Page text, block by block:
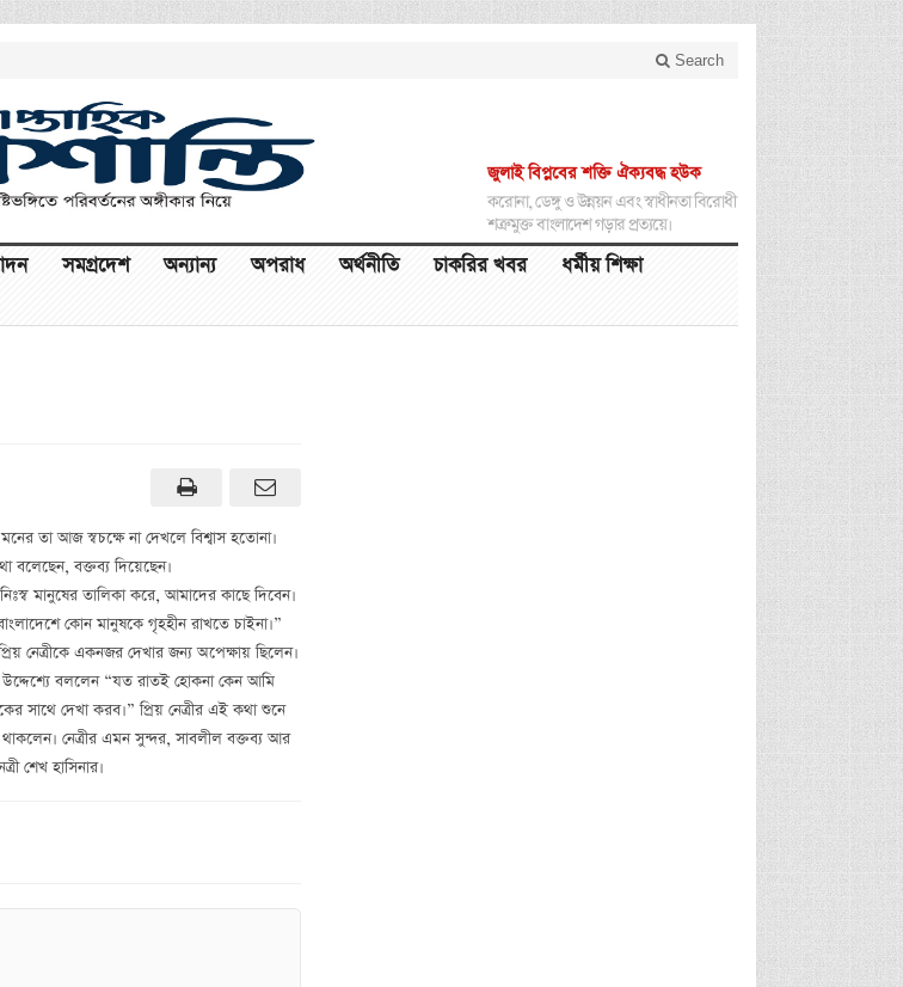
Search
জুলাই বিপ্লবের শক্তি ঐক্যবদ্ধ হউক
করোনা, ডেঙ্গু ও উন্নয়ন এবং স্বাধীনতা বিরোধী
শত্রুমুক্ত বাংলাদেশ গড়ার প্রত্যয়ে।
সমগ্রদেশ অন্যান্য অপরাধ অর্থনীতি চাকরির খবর
ধর্মীয় শিক্ষা
মনের তা আজ স্বচক্ষে না দেখলে বিশ্বাস হতোনা।
বলেছেন, বক্তব্য দিয়েছেন।
মানুষের তালিকা করে, আমাদের কাছে দিবেন।
কোন মানুষকে গৃহহীন রাখতে চাইনা।”
নেত্রীকে একনজর দেখার জন্য অপেক্ষায় ছিলেন।
উদ্দেশ্যে বললেন “যত রাতই হোকনা কেন আমি
দেখা করব।” প্রিয় নেত্রীর এই কথা শুনে
নেত্রীর এমন সুন্দর, সাবলীল বক্তব্য আর
শেখ হাসিনার।